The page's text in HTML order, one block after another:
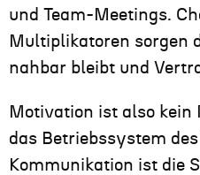
und Team-Meetings.
Multiplikatoren sorgen
nahbar bleibt und
Motivation ist also kein
das Betriebssystem
Kommunikation ist die